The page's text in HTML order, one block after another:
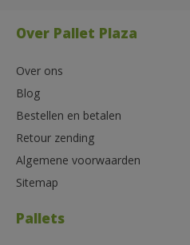
Over Pallet Plaza
Over ons
Blog
Bestellen en betalen
Retour zending
Algemene voorwaarden
Sitemap
Pallets